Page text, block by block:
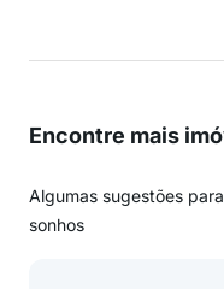
Encontre mais
Algumas sugestões
sonhos